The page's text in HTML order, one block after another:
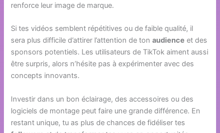
renforce leur image de marque.
Si tes vidéos semblent répétitives ou de faible qualité, il
sera plus difficile d’attirer l’attention de tonaudience et des
sponsors potentiels. Les utilisateurs de TikTok aiment aussi
être surpris, alors n’hésite pas à expérimenter avec des
concepts innovants.
Investir dans un bon éclairage, des accessoires ou des
logiciels de montage peut faire une grande différence. En
restant unique, tu as plus de chances de fidéliser tes